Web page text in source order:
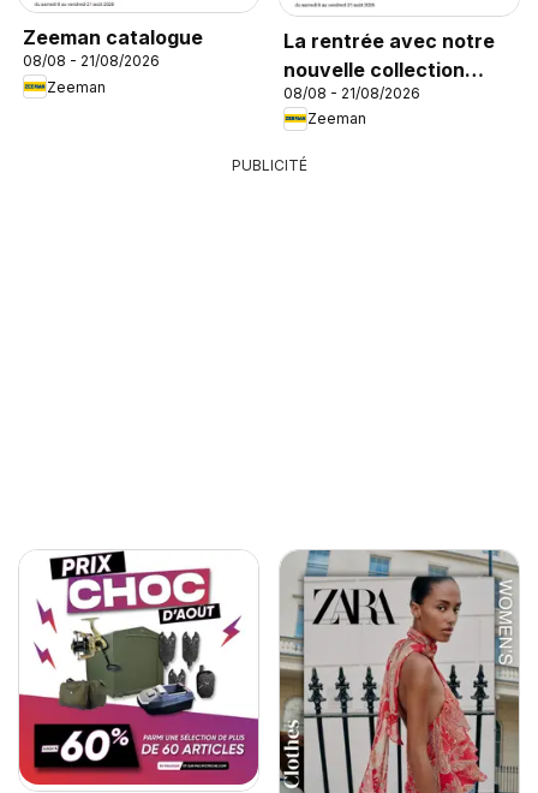
Zeeman catalogue
08/08 - 21/08/2026
Zeeman
La rentrée avec notre
nouvelle collection
enfant
08/08 - 21/08/2026
Zeeman
PUBLICITÉ